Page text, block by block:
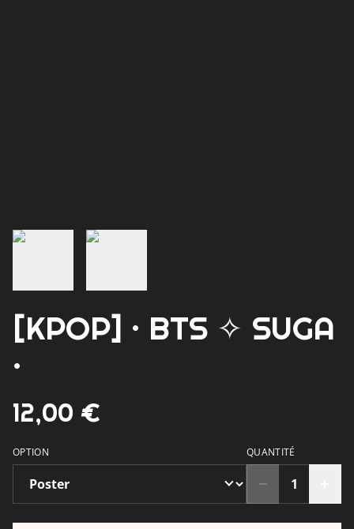
[KPOP] · BTS ✧ SUGA
·
12,00 €
OPTION QUANTITÉ